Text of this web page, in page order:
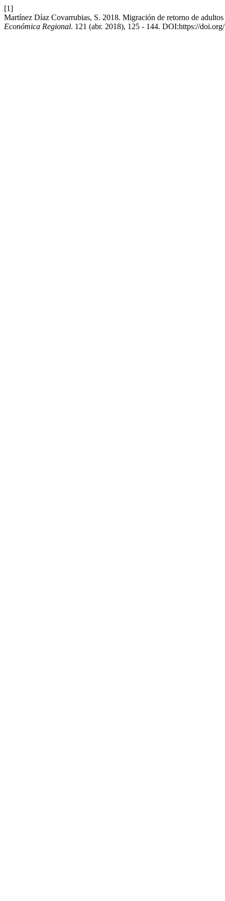
[1]
Martínez Díaz Covarrubias, S. 2018. Migración de retorno de
Económica Regional. 121 (abr. 2018), 125 - 144. DOI:https://